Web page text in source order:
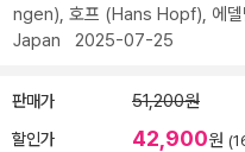
ngen), 호프 (Hans Hopf), 에
Japan 2025-07-25
판매가 51,200원
할인가 42,900원